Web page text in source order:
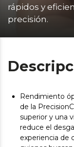
rápidos y
precisión.
Rendimiento
de la
superior y una
reduce el
experiencia de